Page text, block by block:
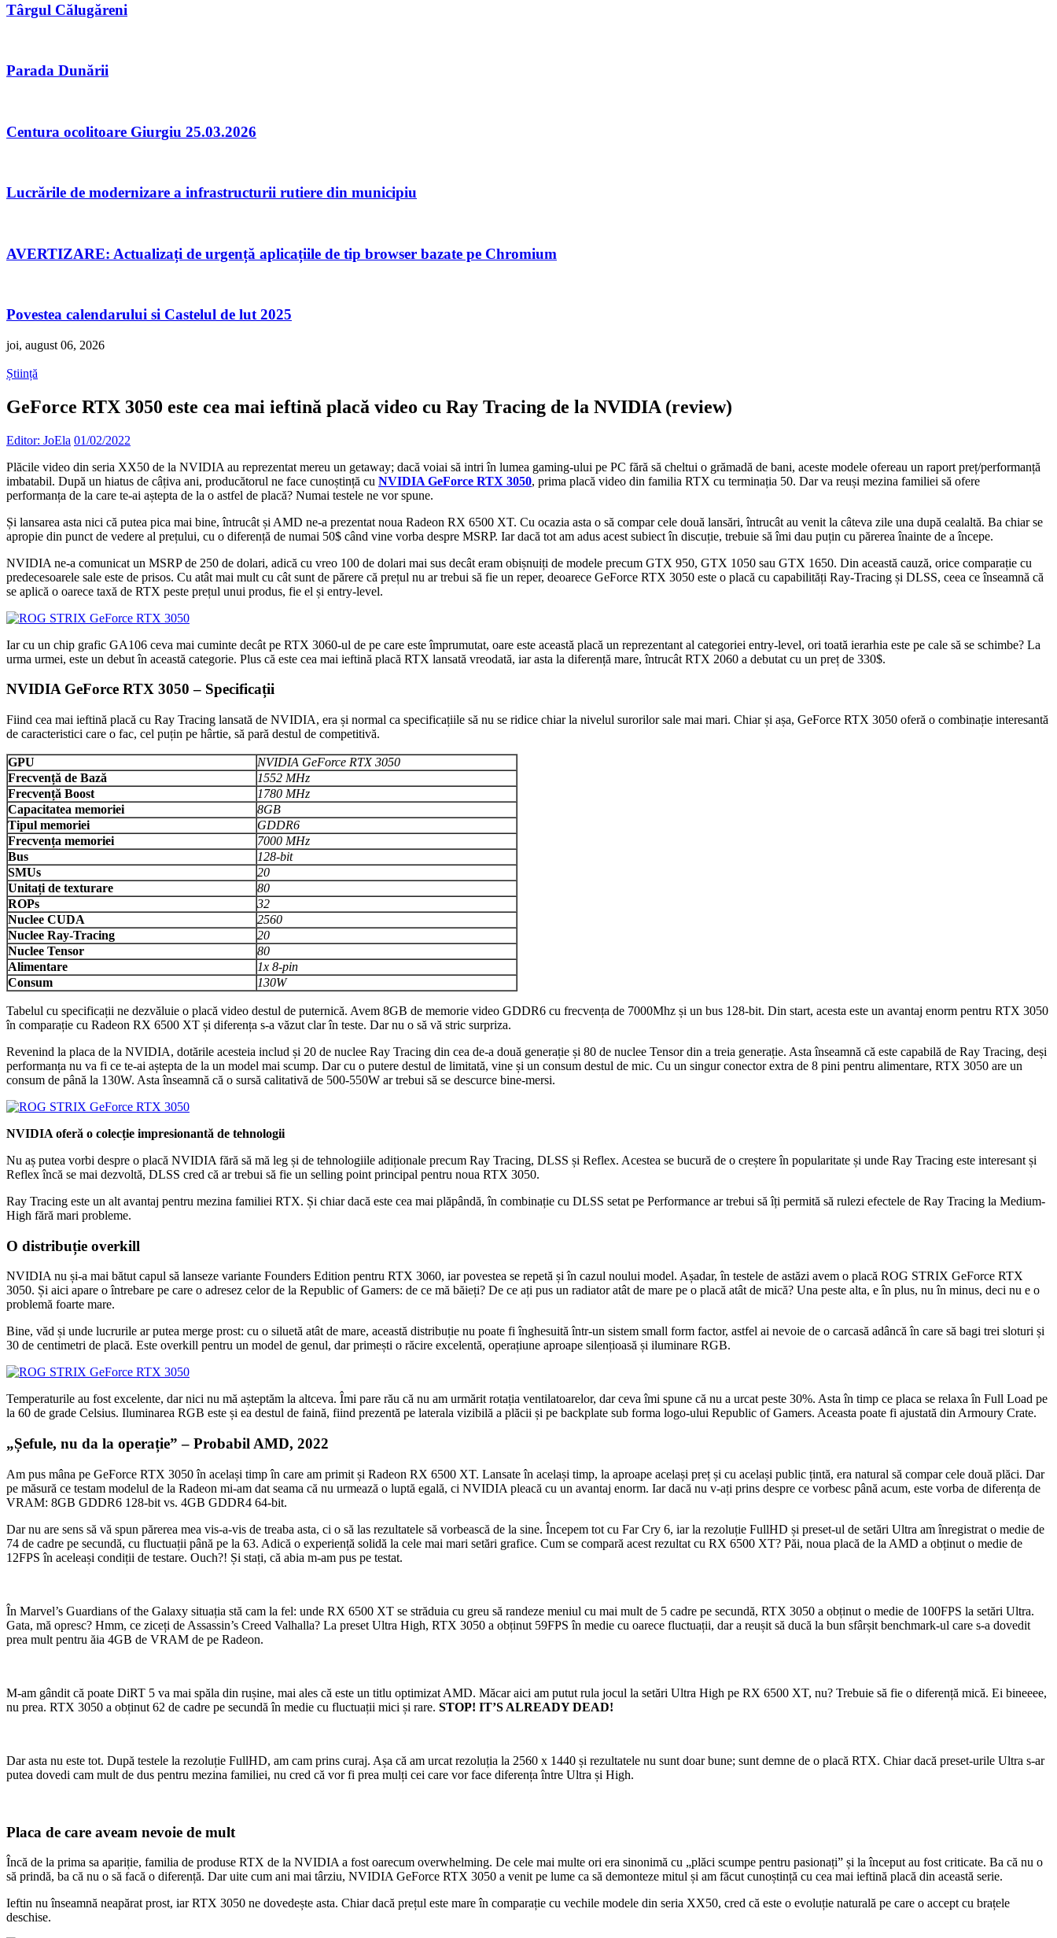
Târgul Călugăreni
Parada Dunării
Centura ocolitoare Giurgiu 25.03.2026
Lucrările de modernizare a infrastructurii rutiere din municipiu
AVERTIZARE: Actualizați de urgență aplicațiile de tip browser bazate pe Chromium
Povestea calendarului si Castelul de lut 2025
joi, august 06, 2026
Știință
GeForce RTX 3050 este cea mai ieftină placă video cu Ray Tracing de la NVIDIA (review)
Editor: JoEla 01/02/2022
Plăcile video din seria XX50 de la NVIDIA au reprezentat mereu un getaway; dacă voiai să intri în lumea gaming-ului pe PC fără să cheltui o grămadă de bani, aceste modele ofereau un raport preț/performanță
imbatabil. După un hiatus de câțiva ani, producătorul ne face cunoștință cu NVIDIA GeForce RTX 3050, prima placă video din familia RTX cu terminația 50. Dar va reuși mezina familiei să ofere
performanța de la care te-ai aștepta de la o astfel de placă? Numai testele ne vor spune.
Și lansarea asta nici că putea pica mai bine, întrucât și AMD ne-a prezentat noua Radeon RX 6500 XT. Cu ocazia asta o să compar cele două lansări, întrucât au venit la câteva zile una după cealaltă. Ba chiar se
apropie din punct de vedere al prețului, cu o diferență de numai 50$ când vine vorba despre MSRP. Iar dacă tot am adus acest subiect în discuție, trebuie să îmi dau puțin cu părerea înainte de a începe.
NVIDIA ne-a comunicat un MSRP de 250 de dolari, adică cu vreo 100 de dolari mai sus decât eram obișnuiți de modele precum GTX 950, GTX 1050 sau GTX 1650. Din această cauză, orice comparație cu
predecesoarele sale este de prisos. Cu atât mai mult cu cât sunt de părere că prețul nu ar trebui să fie un reper, deoarece GeForce RTX 3050 este o placă cu capabilități Ray-Tracing și DLSS, ceea ce înseamnă că
se aplică o oarece taxă de RTX peste prețul unui produs, fie el și entry-level.
Iar cu un chip grafic GA106 ceva mai cuminte decât pe RTX 3060-ul de pe care este împrumutat, oare este această placă un reprezentant al categoriei entry-level, ori toată ierarhia este pe cale să se schimbe? La
urma urmei, este un debut în această categorie. Plus că este cea mai ieftină placă RTX lansată vreodată, iar asta la diferență mare, întrucât RTX 2060 a debutat cu un preț de 330$.
NVIDIA GeForce RTX 3050 – Specificații
Fiind cea mai ieftină placă cu Ray Tracing lansată de NVIDIA, era și normal ca specificațiile să nu se ridice chiar la nivelul surorilor sale mai mari. Chiar și așa, GeForce RTX 3050 oferă o combinație interesantă
de caracteristici care o fac, cel puțin pe hârtie, să pară destul de competitivă.
GPU
NVIDIA GeForce RTX 3050
Frecvență de Bază
1552 MHz
Frecvență Boost
1780 MHz
Capacitatea memoriei
8GB
Tipul memoriei
GDDR6
Frecvența memoriei
7000 MHz
Bus
128-bit
SMUs
20
Unitați de texturare
80
ROPs
32
Nuclee CUDA
2560
Nuclee Ray-Tracing
20
Nuclee Tensor
80
Alimentare
1x 8-pin
Consum
130W
Tabelul cu specificații ne dezvăluie o placă video destul de puternică. Avem 8GB de memorie video GDDR6 cu frecvența de 7000Mhz și un bus 128-bit. Din start, acesta este un avantaj enorm pentru RTX 3050
în comparație cu Radeon RX 6500 XT și diferența s-a văzut clar în teste. Dar nu o să vă stric surpriza.
Revenind la placa de la NVIDIA, dotările acesteia includ și 20 de nuclee Ray Tracing din cea de-a două generație și 80 de nuclee Tensor din a treia generație. Asta înseamnă că este capabilă de Ray Tracing, deși
performanța nu va fi ce te-ai aștepta de la un model mai scump. Dar cu o putere destul de limitată, vine și un consum destul de mic. Cu un singur conector extra de 8 pini pentru alimentare, RTX 3050 are un
consum de până la 130W. Asta înseamnă că o sursă calitativă de 500-550W ar trebui să se descurce bine-mersi.
NVIDIA oferă o colecție impresionantă de tehnologii
Nu aș putea vorbi despre o placă NVIDIA fără să mă leg și de tehnologiile adiționale precum Ray Tracing, DLSS și Reflex. Acestea se bucură de o creștere în popularitate și unde Ray Tracing este interesant și
Reflex încă se mai dezvoltă, DLSS cred că ar trebui să fie un selling point principal pentru noua RTX 3050.
Ray Tracing este un alt avantaj pentru mezina familiei RTX. Și chiar dacă este cea mai plăpândă, în combinație cu DLSS setat pe Performance ar trebui să îți permită să rulezi efectele de Ray Tracing la Medium-
High fără mari probleme.
O distribuție overkill
NVIDIA nu și-a mai bătut capul să lanseze variante Founders Edition pentru RTX 3060, iar povestea se repetă și în cazul noului model. Așadar, în testele de astăzi avem o placă ROG STRIX GeForce RTX
3050. Și aici apare o întrebare pe care o adresez celor de la Republic of Gamers: de ce mă băieți? De ce ați pus un radiator atât de mare pe o placă atât de mică? Una peste alta, e în plus, nu în minus, deci nu e o
problemă foarte mare.
Bine, văd și unde lucrurile ar putea merge prost: cu o siluetă atât de mare, această distribuție nu poate fi înghesuită într-un sistem small form factor, astfel ai nevoie de o carcasă adâncă în care să bagi trei sloturi și
30 de centimetri de placă. Este overkill pentru un model de genul, dar primești o răcire excelentă, operațiune aproape silențioasă și iluminare RGB.
Temperaturile au fost excelente, dar nici nu mă așteptăm la altceva. Îmi pare rău că nu am urmărit rotația ventilatoarelor, dar ceva îmi spune că nu a urcat peste 30%. Asta în timp ce placa se relaxa în Full Load pe
la 60 de grade Celsius. Iluminarea RGB este și ea destul de faină, fiind prezentă pe laterala vizibilă a plăcii și pe backplate sub forma logo-ului Republic of Gamers. Aceasta poate fi ajustată din Armoury Crate.
„Șefule, nu da la operație” – Probabil AMD, 2022
Am pus mâna pe GeForce RTX 3050 în același timp în care am primit și Radeon RX 6500 XT. Lansate în același timp, la aproape același preț și cu același public țintă, era natural să compar cele două plăci. Dar
pe măsură ce testam modelul de la Radeon mi-am dat seama că nu urmează o luptă egală, ci NVIDIA pleacă cu un avantaj enorm. Iar dacă nu v-ați prins despre ce vorbesc până acum, este vorba de diferența de
VRAM: 8GB GDDR6 128-bit vs. 4GB GDDR4 64-bit.
Dar nu are sens să vă spun părerea mea vis-a-vis de treaba asta, ci o să las rezultatele să vorbească de la sine. Începem tot cu Far Cry 6, iar la rezoluție FullHD și preset-ul de setări Ultra am înregistrat o medie de
74 de cadre pe secundă, cu fluctuații până pe la 63. Adică o experiență solidă la cele mai mari setări grafice. Cum se compară acest rezultat cu RX 6500 XT? Păi, noua placă de la AMD a obținut o medie de
12FPS în aceleași condiții de testare. Ouch?! Și stați, că abia m-am pus pe testat.
În Marvel’s Guardians of the Galaxy situația stă cam la fel: unde RX 6500 XT se străduia cu greu să randeze meniul cu mai mult de 5 cadre pe secundă, RTX 3050 a obținut o medie de 100FPS la setări Ultra.
Gata, mă opresc? Hmm, ce ziceți de Assassin’s Creed Valhalla? La preset Ultra High, RTX 3050 a obținut 59FPS în medie cu oarece fluctuații, dar a reușit să ducă la bun sfârșit benchmark-ul care s-a dovedit
prea mult pentru ăia 4GB de VRAM de pe Radeon.
M-am gândit că poate DiRT 5 va mai spăla din rușine, mai ales că este un titlu optimizat AMD. Măcar aici am putut rula jocul la setări Ultra High pe RX 6500 XT, nu? Trebuie să fie o diferență mică. Ei bineeee,
nu prea. RTX 3050 a obținut 62 de cadre pe secundă în medie cu fluctuații mici și rare. STOP! IT’S ALREADY DEAD!
Dar asta nu este tot. După testele la rezoluție FullHD, am cam prins curaj. Așa că am urcat rezoluția la 2560 x 1440 și rezultatele nu sunt doar bune; sunt demne de o placă RTX. Chiar dacă preset-urile Ultra s-ar
putea dovedi cam mult de dus pentru mezina familiei, nu cred că vor fi prea mulți cei care vor face diferența între Ultra și High.
Placa de care aveam nevoie de mult
Încă de la prima sa apariție, familia de produse RTX de la NVIDIA a fost oarecum overwhelming. De cele mai multe ori era sinonimă cu „plăci scumpe pentru pasionați” și la început au fost criticate. Ba că nu o
să prindă, ba că nu o să facă o diferență. Dar uite cum ani mai târziu, NVIDIA GeForce RTX 3050 a venit pe lume ca să demonteze mitul și am făcut cunoștință cu cea mai ieftină placă din această serie.
Ieftin nu înseamnă neapărat prost, iar RTX 3050 ne dovedește asta. Chiar dacă prețul este mare în comparație cu vechile modele din seria XX50, cred că este o evoluție naturală pe care o accept cu brațele
deschise.